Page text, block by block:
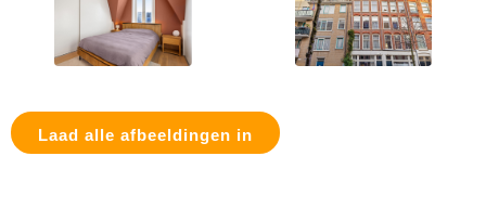
Laad alle afbeeldingen in